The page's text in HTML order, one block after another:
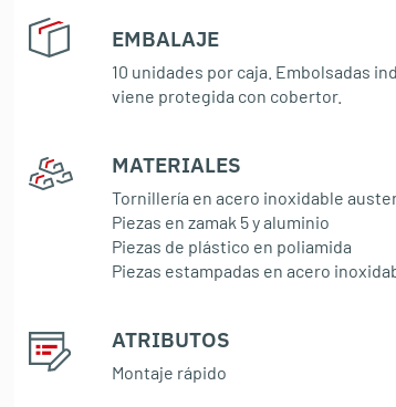
EMBALAJE
10 unidades por caja. Embolsadas
viene protegida con cobertor.
MATERIALES
Tornillería en acero inoxidable
Piezas en zamak 5 y aluminio
Piezas de plástico en poliamida
Piezas estampadas en acero
ATRIBUTOS
Montaje rápido